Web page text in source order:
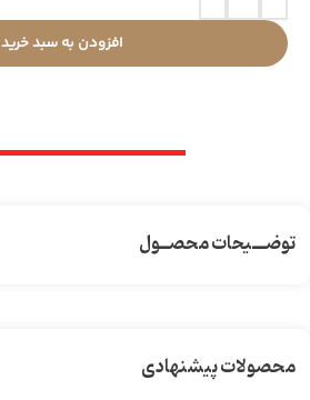
افزودن به سبد خرید
توضـــیحات محصــول
محصولات پیشنهادی